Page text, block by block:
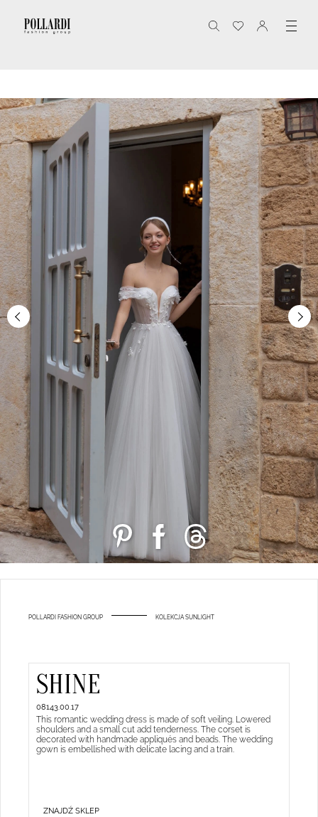
POLLARDI FASHION GROUP KOLEKCJA SUNLIGHT
SHINE
08143.00.17
This romantic wedding dress is made of soft veiling. Lowered
shoulders and a small cut add tenderness. The corset is
decorated with handmade appliqués and beads. The wedding
gown is embellished with delicate lacing and a train.
ZNAJDŹ SKLEP